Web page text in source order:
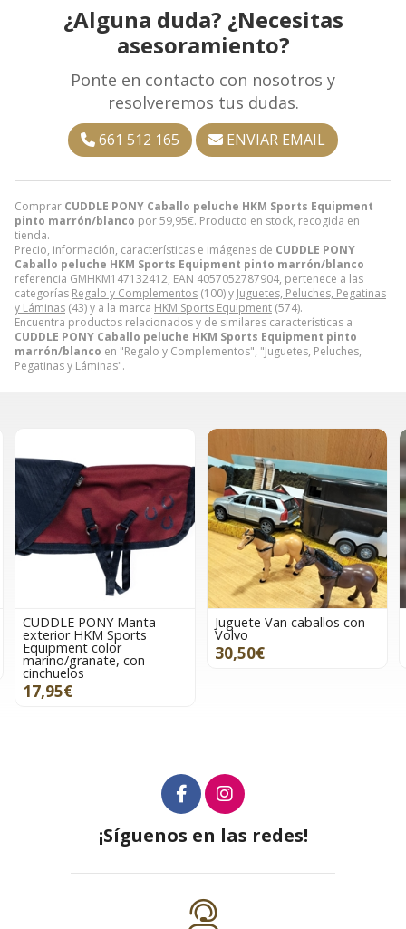
Comprar CUDDLE PONY Caballo peluche HKM Sports Equipment
pinto marrón/blanco por59,95€. Producto en stock, recogida en
tienda.
Precio, información, características e imágenes de CUDDLE PONY
Caballo peluche HKM Sports Equipment pinto marrón/blanco
referencia GMHKM147132412, EAN 4057052787904, pertenece a las
categorías Regalo y Complementos (100) y Juguetes, Peluches, Pegatinas
y Láminas (43) y a la marca HKM Sports Equipment (574).
Encuentra productos relacionados y de similares características a
CUDDLE PONY Caballo peluche HKM Sports Equipment pinto
marrón/blanco en "Regalo y Complementos", "Juguetes, Peluches,
Pegatinas y Láminas".
¿Alguna duda? ¿Necesitas
asesoramiento?
Ponte en contacto con nosotros y
resolveremos tus dudas.
661 512 165 ENVIAR EMAIL
Manta
Sports
con
Juguete Van caballos con
Volvo
30,50€
Pegatinas
¡Síguenos en las redes!